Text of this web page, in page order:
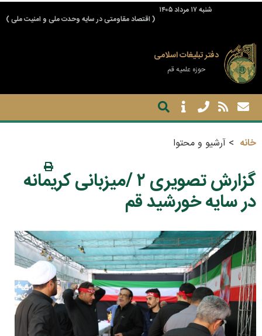
شنبه ۱۷ مرداد ۱۴۰۵
( اقتصاد مقاومتی در سایه وحدت ملی و امنیت ملی )
دفتر تبلیغات اسلامی
حوزه علمیه قم
خانه آرشیو و محتوا
گزارش تصویری ۲ /میزبانی کریمانه
در سایه خورشید قم